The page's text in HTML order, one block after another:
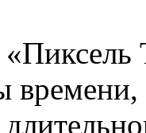
времени,